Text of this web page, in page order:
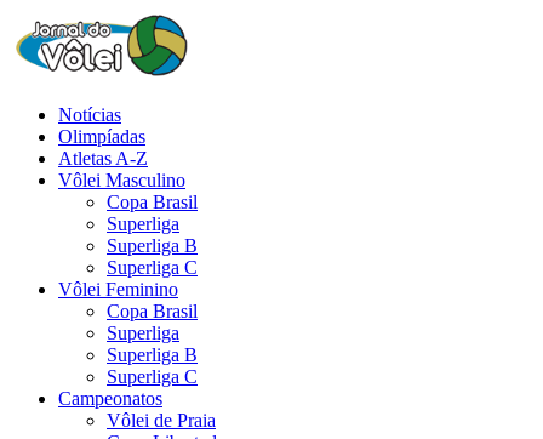
Notícias
Olimpíadas
Atletas A-Z
Vôlei Masculino
Copa Brasil
Superliga
Superliga B
Superliga C
Vôlei Feminino
Copa Brasil
Superliga
Superliga B
Superliga C
Campeonatos
Vôlei de Praia